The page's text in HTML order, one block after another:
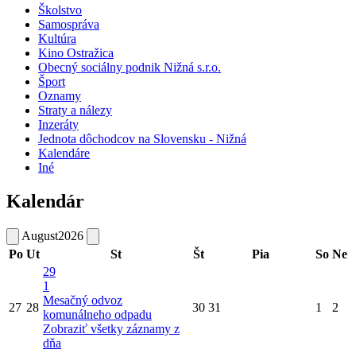
Školstvo
Samospráva
Kultúra
Kino Ostražica
Obecný sociálny podnik Nižná s.r.o.
Šport
Oznamy
Straty a nálezy
Inzeráty
Jednota dôchodcov na Slovensku - Nižná
Kalendáre
Iné
Kalendár
August2026
Po Ut St Št Pia So Ne
27 28
29
1
Mesačný odvoz
komunálneho odpadu
Zobraziť všetky záznamy z
dňa
30 31 1 2